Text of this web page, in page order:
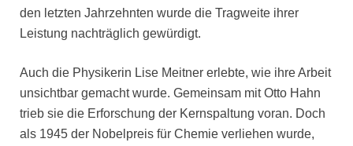
den letzten Jahrzehnten wurde die Tragweite ihrer
Leistung nachträglich gewürdigt.
Auch die Physikerin Lise Meitner erlebte, wie ihre Arbeit
unsichtbar gemacht wurde. Gemeinsam mit Otto Hahn
trieb sie die Erforschung der Kernspaltung voran. Doch
als 1945 der Nobelpreis für Chemie verliehen wurde,